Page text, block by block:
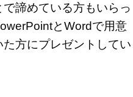
諦めている方もいらっ
とWordで用意
方にプレゼントしてい